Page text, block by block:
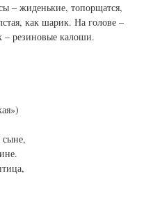
– жиденькие, топорщатся,
как шарик. На голове –
– резиновые калоши.